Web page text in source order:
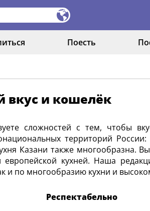
Поесть
вкус и кошелёк
сложностей с тем, чтобы
территорий
Казани также многообразна.
европейской кухней. Наша
и по многообразию кухни и
Респектабельно